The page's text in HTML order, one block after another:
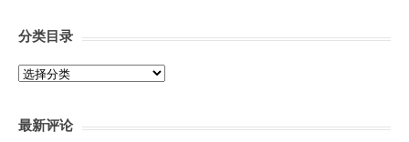
分类目录
分
录
最新评论